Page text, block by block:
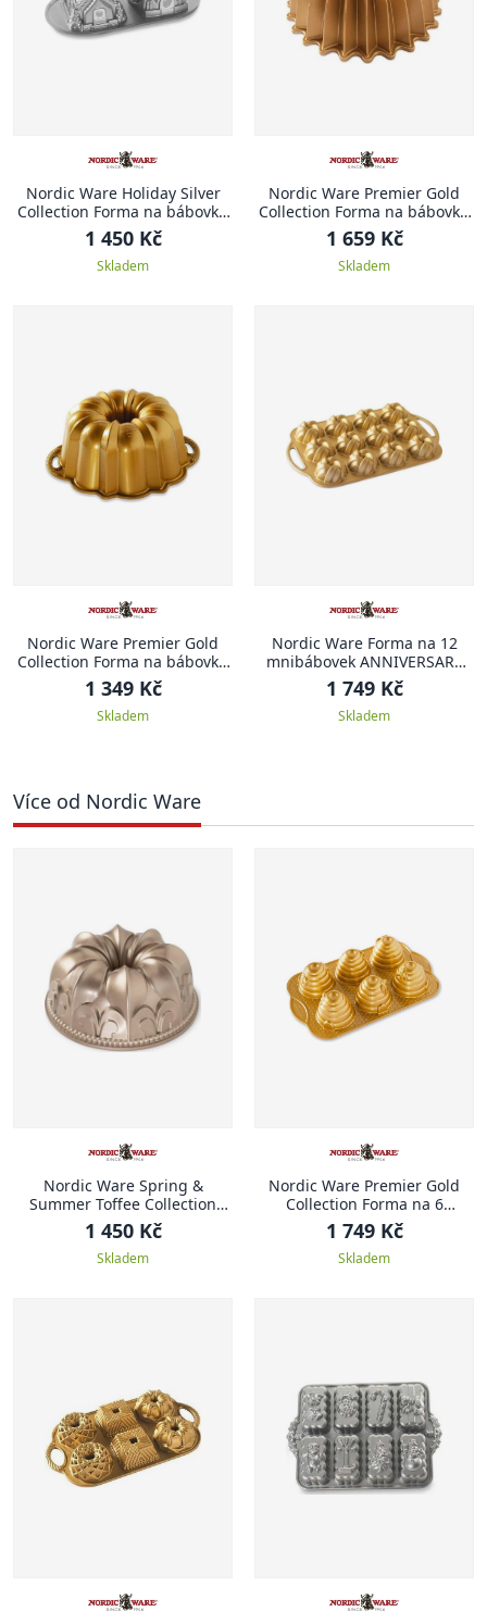
Nordic Ware Holiday Silver
Collection Forma na bábovku
DOMEČKY
1 450 Kč
Skladem
Nordic Ware Premier Gold
Collection Forma na bábovku
Brilliance, 26 cm
1 659 Kč
Skladem
Nordic Ware Premier Gold
Collection Forma na bábovku
20 cm ANNIVERSARY
1 349 Kč
Skladem
Nordic Ware Forma na 12
mnibábovek ANNIVERSARY
PROPLETENÁ
1 749 Kč
Skladem
Více od Nordic Ware
Nordic Ware Spring &
Summer Toffee Collection
Forma na bábovku 23,5 cm
KRÁLOVSKÁ LILIE
1 450 Kč
Skladem
Nordic Ware Premier Gold
Collection Forma na 6
minibábovek VČELÍ ÚL
1 749 Kč
Skladem